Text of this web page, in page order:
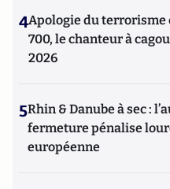
4Apologie du terrorisme
700, le chanteur à
2026
5Rhin & Danube à sec :
fermeture pénalise
européenne